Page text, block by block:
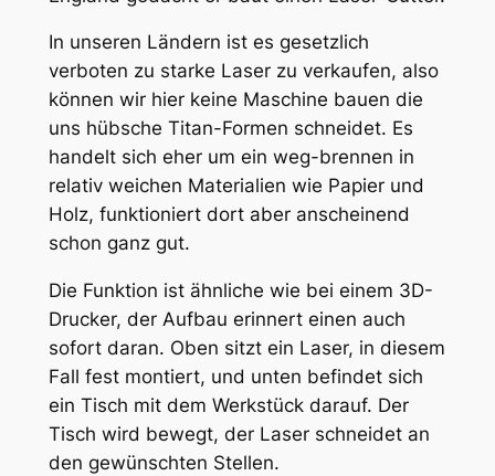
In unseren Ländern ist es gesetzlich
verboten zu starke Laser zu verkaufen, also
können wir hier keine Maschine bauen die
uns hübsche Titan-Formen schneidet. Es
handelt sich eher um ein weg-brennen in
relativ weichen Materialien wie Papier und
Holz, funktioniert dort aber anscheinend
schon ganz gut.
Die Funktion ist ähnliche wie bei einem 3D-
Drucker, der Aufbau erinnert einen auch
sofort daran. Oben sitzt ein Laser, in diesem
Fall fest montiert, und unten befindet sich
ein Tisch mit dem Werkstück darauf. Der
Tisch wird bewegt, der Laser schneidet an
den gewünschten Stellen.